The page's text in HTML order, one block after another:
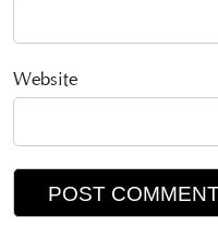
Website